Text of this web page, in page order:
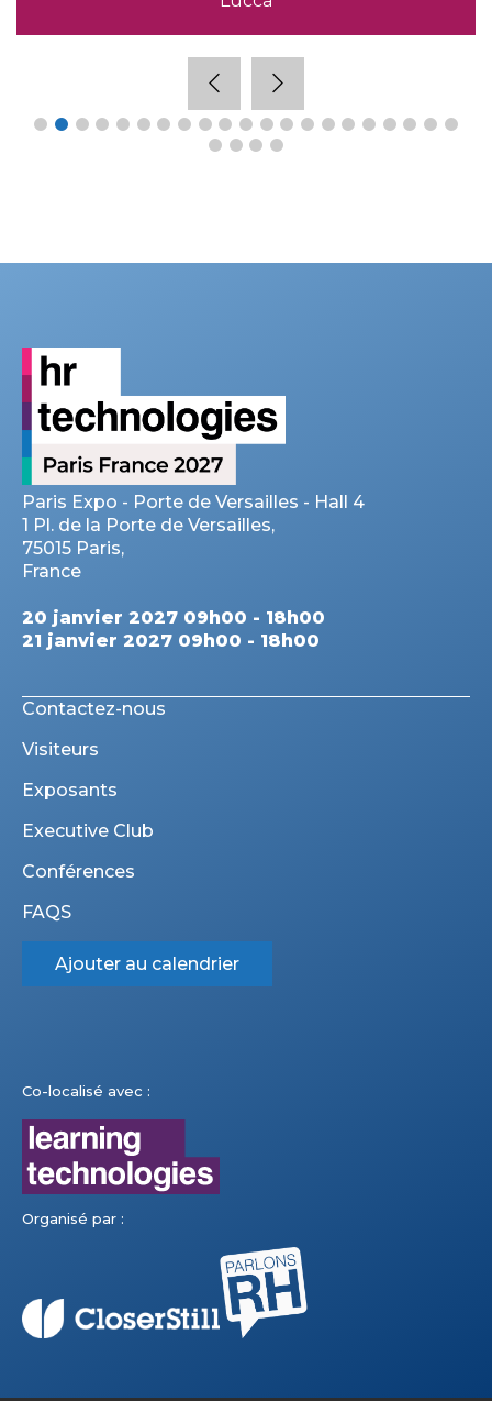
Paris Expo - Porte de Versailles - Hall 4
1 Pl. de la Porte de Versailles,
75015 Paris,
France
20 janvier 2027 09h00 - 18h00
21 janvier 2027 09h00 - 18h00
Contactez-nous
Visiteurs
Exposants
Executive Club
Conférences
FAQS
Ajouter au calendrier
Co-localisé avec :
Organisé par :